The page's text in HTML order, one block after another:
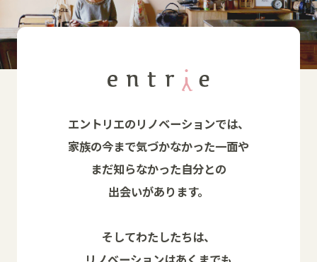
エントリエのリノベーションでは、
家族の今まで気づかなかった一面や
まだ知らなかった自分との
出会いがあります。
そしてわたしたちは、